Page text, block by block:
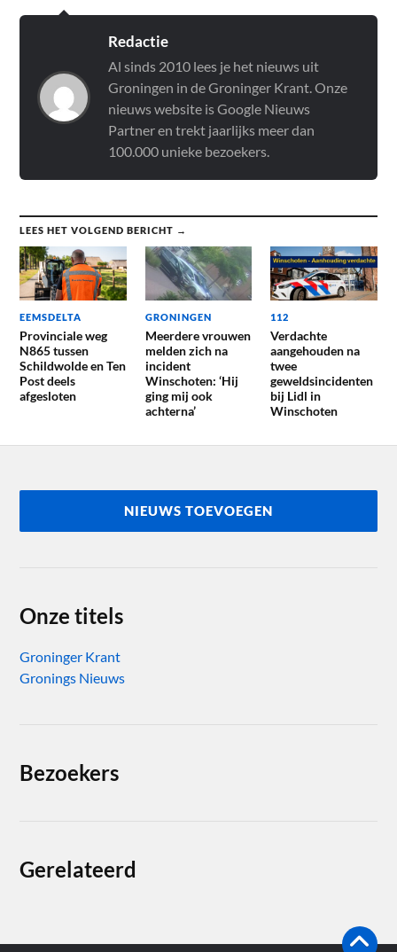
Redactie
Al sinds 2010 lees je het nieuws uit
Groningen in de Groninger Krant. Onze
nieuws website is Google Nieuws
Partner en trekt jaarlijks meer dan
100.000 unieke bezoekers.
LEES HET VOLGEND BERICHT →
EEMSDELTA
Provinciale weg
N865 tussen
Schildwolde en Ten
Post deels
afgesloten
GRONINGEN
Meerdere vrouwen
melden zich na
incident
Winschoten: ‘Hij
ging mij ook
achterna’
112
Verdachte
aangehouden na
twee
geweldsincidenten
bij Lidl in
Winschoten
NIEUWS TOEVOEGEN
Onze titels
Groninger Krant
Gronings Nieuws
Bezoekers
Gerelateerd